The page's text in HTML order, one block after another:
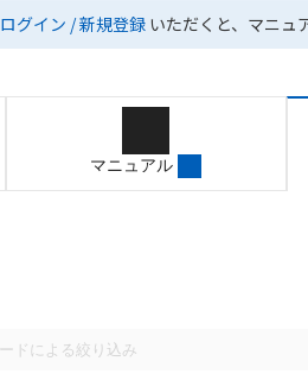
ログイン / 新規登録 いただくと、マニュ
マニュアル